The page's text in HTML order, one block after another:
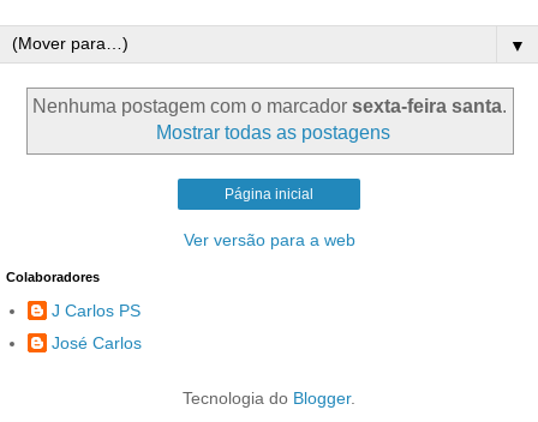
▼
Nenhuma postagem com o marcador sexta-feira santa.
Mostrar todas as postagens
Página inicial
Ver versão para a web
Colaboradores
J Carlos PS
José Carlos
Tecnologia do Blogger.